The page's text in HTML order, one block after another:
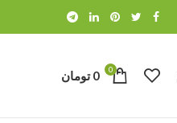
0
0 تومان